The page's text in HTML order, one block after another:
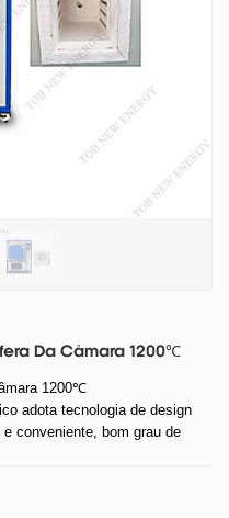
Da Câmara 1200℃
1200℃
adota tecnologia de design
conveniente, bom grau de